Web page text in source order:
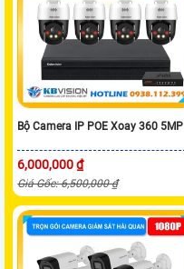
Bộ Camera IP POE Xoay 360 5MP
6,000,000 ₫
Giá Gốc: 6,500,000 ₫